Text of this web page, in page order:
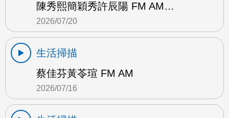
陳秀熙簡穎秀許辰陽 FM AM…
2026/07/20
生活掃描
蔡佳芬黃苓瑄 FM AM
2026/07/16